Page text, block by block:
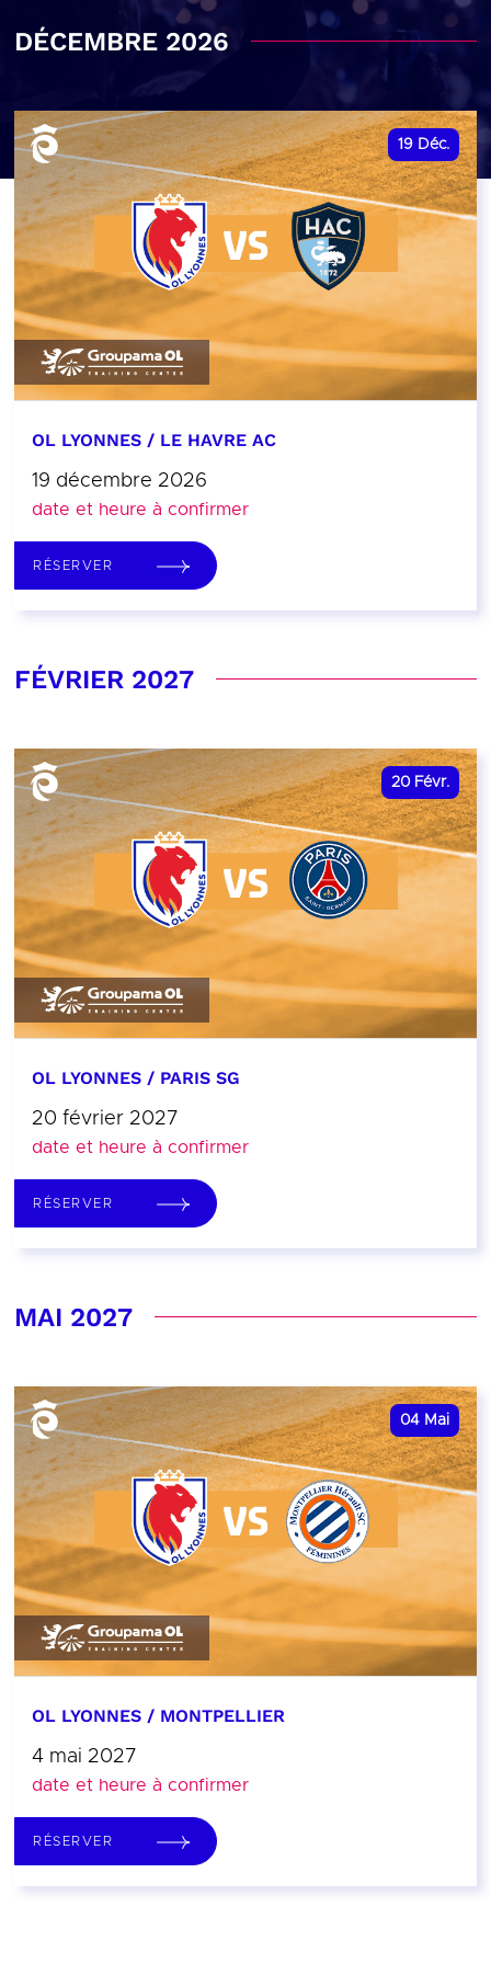
DÉCEMBRE 2026
19 Déc.
OL LYONNES / LE HAVRE AC
19 décembre 2026
date et heure à confirmer
RÉSERVER
FÉVRIER 2027
20 Févr.
OL LYONNES / PARIS SG
20 février 2027
date et heure à confirmer
RÉSERVER
MAI 2027
04 Mai
OL LYONNES / MONTPELLIER
4 mai 2027
date et heure à confirmer
RÉSERVER